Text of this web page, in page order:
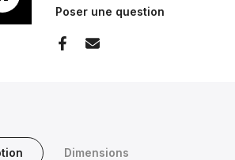
Poser une question
Dimensions